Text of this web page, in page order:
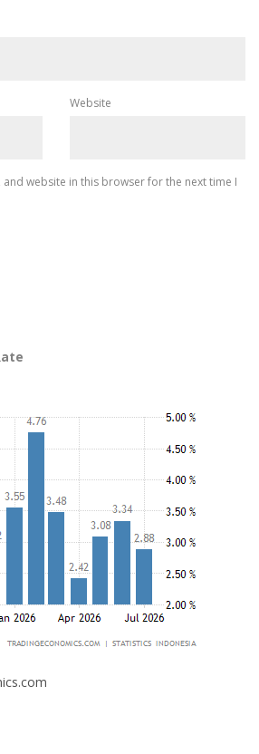
Website
and website in this browser for the next time I